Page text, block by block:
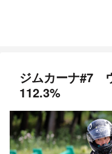
ジムカーナ#7
112.3%